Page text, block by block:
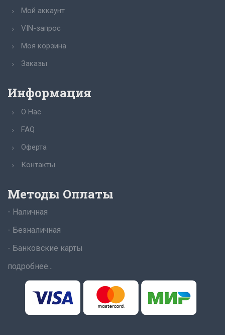
Мой аккаунт
VIN-запрос
Моя корзина
Заказы
Информация
О Нас
FAQ
Оферта
Контакты
Методы Оплаты
- Наличная
- Безналичная
- Банковские карты
подробнее...